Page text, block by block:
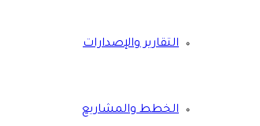
التقارير والإصدارات
الخطط والمشاريع